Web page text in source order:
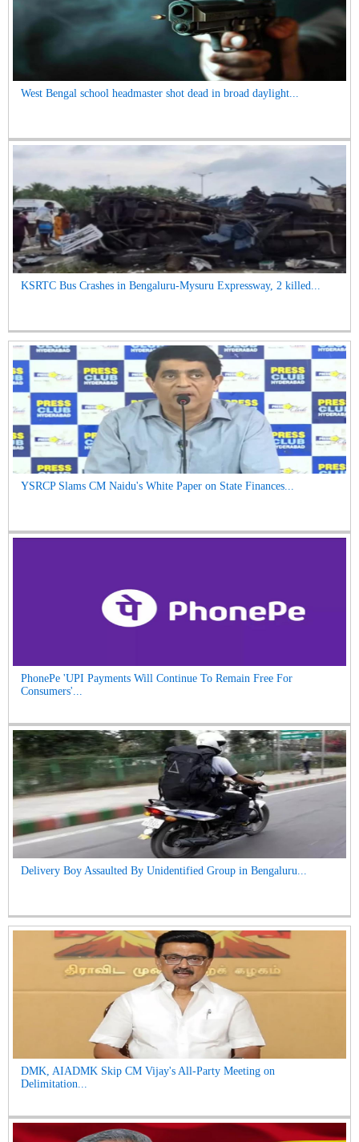
West Bengal school headmaster shot dead in broad daylight...
KSRTC Bus Crashes in Bengaluru-Mysuru Expressway, 2 killed...
YSRCP Slams CM Naidu's White Paper on State Finances...
PhonePe 'UPI Payments Will Continue To Remain Free For
Consumers'...
Delivery Boy Assaulted By Unidentified Group in Bengaluru...
DMK, AIADMK Skip CM Vijay's All-Party Meeting on
Delimitation...